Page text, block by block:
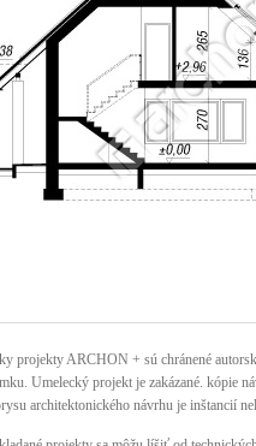
projekty ARCHON + sú chránené
Umelecký projekt je zakázané. kópie
architektonického návrhu je inštancií